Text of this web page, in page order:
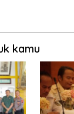
kamu